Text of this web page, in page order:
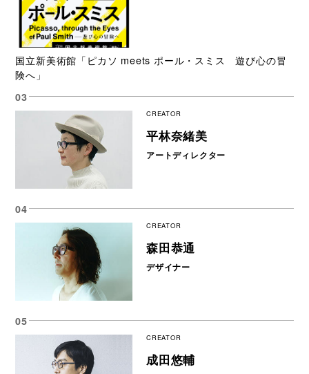
国立新美術館「ピカソ meets ポール・スミス 遊び心の冒
険へ」
CREATOR
平林奈緒美
アートディレクター
CREATOR
森田恭通
デザイナー
CREATOR
成田悠輔